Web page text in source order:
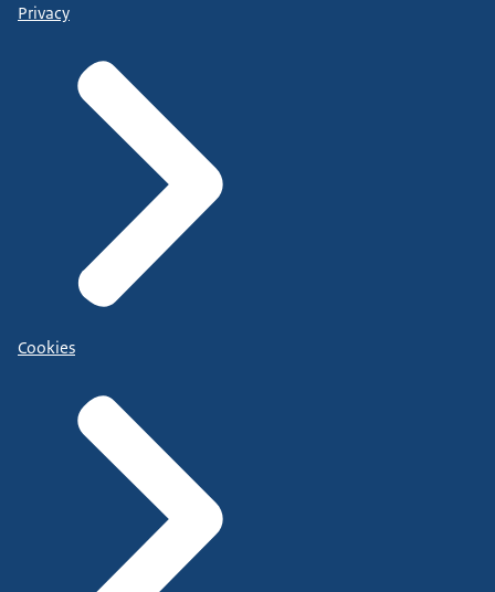
Privacy
Cookies